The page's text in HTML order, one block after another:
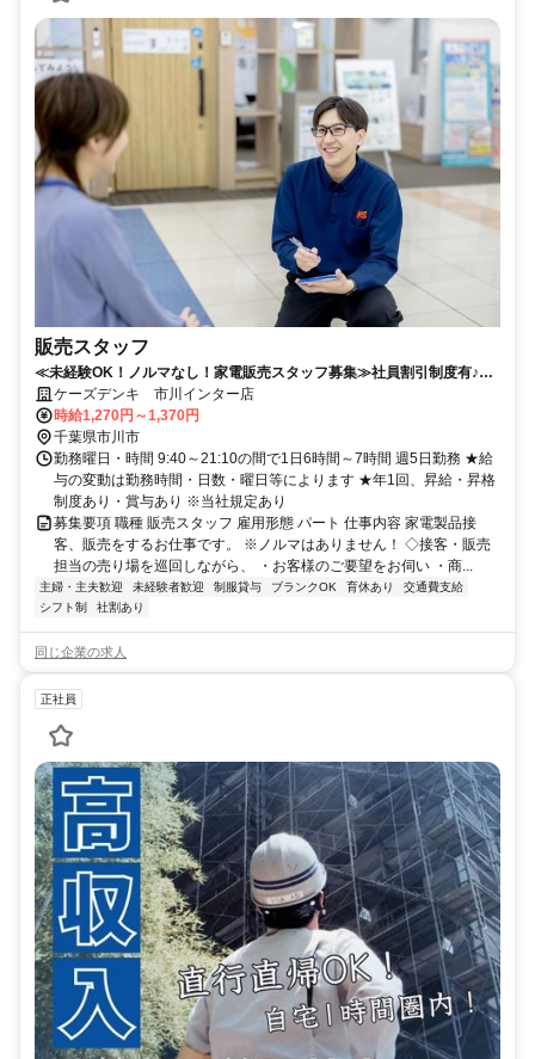
販売スタッフ
≪未経験OK！ノルマなし！家電販売スタッフ募集≫社員割引制度有♪充
実の待遇で働きやすさ抜群◎
ケーズデンキ 市川インター店
時給1,270円～1,370円
千葉県市川市
勤務曜日・時間 9:40～21:10の間で1日6時間～7時間 週5日勤務 ★給
与の変動は勤務時間・日数・曜日等によります ★年1回、昇給・昇格
制度あり・賞与あり ※当社規定あり
募集要項 職種 販売スタッフ 雇用形態 パート 仕事内容 家電製品接
客、販売をするお仕事です。 ※ノルマはありません！ ◇接客・販売
担当の売り場を巡回しながら、 ・お客様のご要望をお伺い ・商...
主婦・主夫歓迎 未経験者歓迎 制服貸与 ブランクOK 育休あり
交通費支給
シフト制
社割あり
同じ企業の求人
正社員